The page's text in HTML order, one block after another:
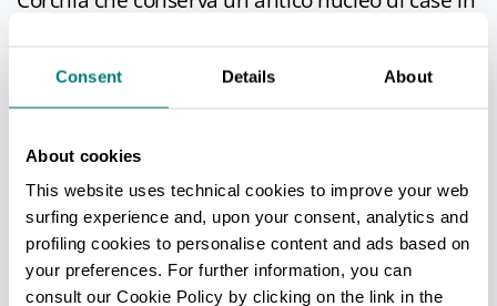
Consent Details About
About cookies
This website uses technical cookies to improve your web
surfing experience and, upon your consent, analytics and
profiling cookies to personalise content and ads based on
your preferences. For further information, you can
consult our Cookie Policy by clicking on the link in the
appartata, l'abitato mantiene integro il
viottoli lastricati, sottopassi ad arco e alcune
caratteristiche stalle - fienile, dette tagge
appenniniche.
Grande importanza nell'economia del paese
ebbero le miniere di ferro e rame del
sovrastante Monte Groppo Maggio, sfruttate già